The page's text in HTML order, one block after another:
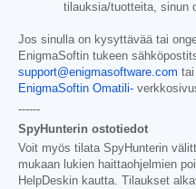
tilauksia/tuotteita, sinun
Jos sinulla on kysyttävää tai
EnigmaSoftin tukeen
support@enigmasoftware.com
EnigmaSoftin Omatili-
------
SpyHunterin ostotiedot
Voit myös tilata SpyHunterin
mukaan lukien haittaohjelmien
HelpDeskin kautta. Tilaukset